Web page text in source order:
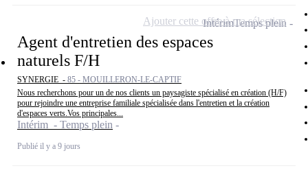
Agent d'entretien des espaces
naturels F/H
SYNERGIE - 85 - MOUILLERON-LE-CAPTIF
Nous recherchons pour un de nos clients un paysagiste spécialisé en création (H/F)
pour rejoindre une entreprise familiale spécialisée dans l'entretien et la création
d'espaces verts.Vos principales...
Intérim - Temps plein
Publié il y a 9 jours
IntérimTemps plein
Ajouter cette offre à ma sélection